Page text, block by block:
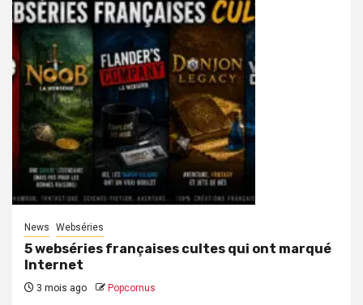
News Webséries
5 webséries françaises cultes qui ont marqué
Internet
3 mois ago Popcornus